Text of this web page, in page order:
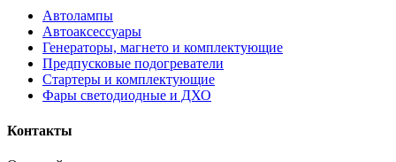
Автолампы
Автоаксессуары
Генераторы, магнето и комплектующие
Предпусковые подогреватели
Стартеры и комплектующие
Фары светодиодные и ДХО
Контакты